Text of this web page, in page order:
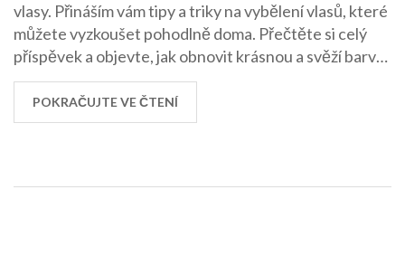
vlasy. Přináším vám tipy a triky na vybělení vlasů, které
můžete vyzkoušet pohodlně doma. Přečtěte si celý
příspěvek a objevte, jak obnovit krásnou a svěží barvu
vašich vlasů!
POKRAČUJTE VE ČTENÍ